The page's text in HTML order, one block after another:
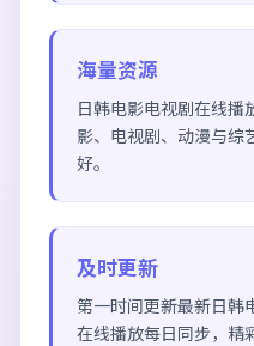
海量资源
日韩电影电视剧在线播
影、电视剧、动漫与综
好。
及时更新
第一时间更新最新日韩
在线播放每日同步，精